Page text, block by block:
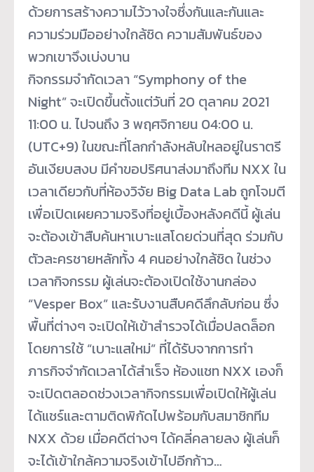
ด้วยการสร้างความไว้วางใจซึ่งกันและกันและ
ความร่วมมืออย่างใกล้ชิด ความสัมพันธ์ของ
พวกเขาจึงเบ่งบาน
กิจกรรมจำกัดเวลา “Symphony of the
Night” จะเปิดขึ้นตั้งแต่วันที่ 20 ตุลาคม 2021
11:00 น. ไปจนถึง 3 พฤศจิกายน 04:00 น.
(UTC+9) ในขณะที่โลกกำลังหลับใหลอยู่ในราตรี
อันเงียบสงบ มีคำขอปริศนาส่งมาถึงทีม NXX ใน
เวลาเดียวกับที่ห้องวิจัย Big Data Lab ถูกโจมตี
เพื่อเปิดเผยความจริงที่อยู่เบื้องหลังคดีนี้ ผู้เล่น
จะต้องเข้าสืบค้นหาเบาะแสโดยด่วนที่สุด ร่วมกับ
ตัวละครชายหลักทั้ง 4 คนอย่างใกล้ชิด ในช่วง
เวลากิจกรรม ผู้เล่นจะต้องเปิดใช้งานกล่อง
“Vesper Box” และรับงานสืบคดีลึกลับก่อน ซึ่ง
พื้นที่ต่างๆ จะเปิดให้เข้าสำรวจได้เมื่อปลดล็อก
โดยการใช้ “เบาะแสใหม่” ที่ได้รับจากการทำ
ภารกิจจำกัดเวลาได้สำเร็จ ห้องแชท NXX เองก็
จะเปิดตลอดช่วงเวลากิจกรรมเพื่อเปิดให้ผู้เล่น
ได้แชร์และตามติดพิกัดไปพร้อมกับสมาชิกทีม
NXX ด้วย เมื่อคดีต่างๆ ได้คลี่คลายลง ผู้เล่นก็
จะได้เข้าใกล้ความจริงเข้าไปอีกก้าว…